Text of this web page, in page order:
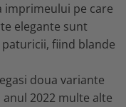
imprimeului pe care
elegante sunt
fiind blande
doua variante
2022 multe alte